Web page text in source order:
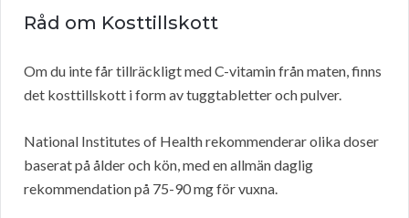
Råd om Kosttillskott
Om du inte får tillräckligt med C-vitamin från maten, finns
det kosttillskott i form av tuggtabletter och pulver.
National Institutes of Health rekommenderar olika doser
baserat på ålder och kön, med en allmän daglig
rekommendation på 75-90 mg för vuxna.